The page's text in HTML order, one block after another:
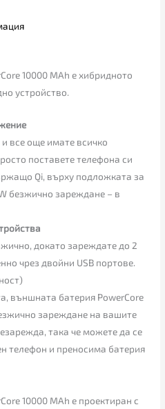
10000 MAh е хибридното
устройство.
все още имате всичко
поставете телефона си
Qi, върху подложката за
безжично зареждане – в
докато зареждате до 2
чрез двойни USB портове.
външната батерия PowerCore
зареждане на вашите
така че можете да се
телефон и преносима батерия
10000 MAh е проектиран с